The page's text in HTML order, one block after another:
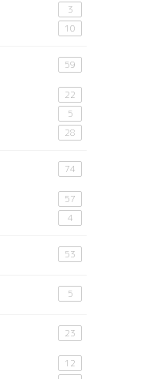
3
10
59
22
5
28
74
57
4
53
5
23
12